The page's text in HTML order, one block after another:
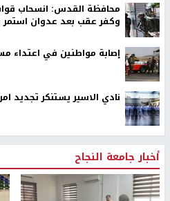
محافظة القدس: انسحاب
وكفر عقب بعد عدوان استمر
إصابة مواطنين في اعتداء
نادي الاسير يستنكر تجديد
أخبار جامعة النجاح